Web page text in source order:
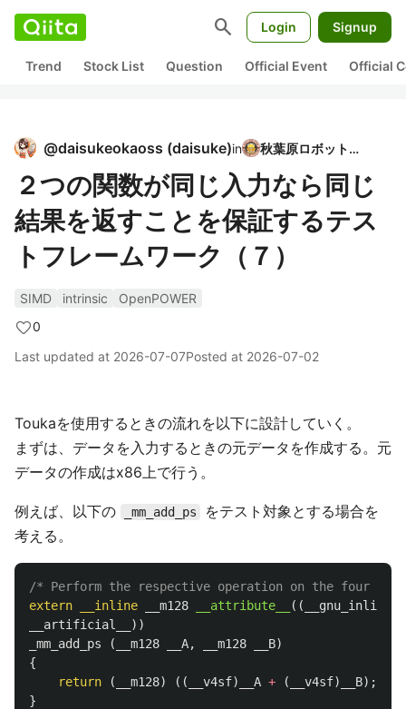
search Login Signup
Trend Stock List Question Official Event Official
@daisukeokaoss (daisuke)in 秋葉原ロボット部
２つの関数が同じ入力なら同じ
結果を返すことを保証するテス
トフレームワーク（７）
SIMD intrinsic
OpenPOWER
0
Last updated at 2026-07-07Posted at 2026-07-02
Toukaを使用するときの流れを以下に設計していく。
まずは、データを入力するときの元データを作成する。元
データの作成はx86上で行う。
例えば、以下の _mm_add_ps
をテスト対象とする場合を
考える。
/* Perform the respective operation on the four
extern
__inline __m128 __attribute__ ((
__gnu_inline__
__artificial__
))
_mm_add_ps
( __m128 __A, __m128 __B)
{
return
( __m128) (( __v4sf) __A + ( __v4sf) __B);
}